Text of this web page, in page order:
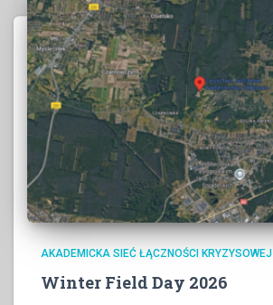
AKADEMICKA SIEĆ ŁĄCZNOŚCI KRYZYSOWEJ
Winter Field Day 2026